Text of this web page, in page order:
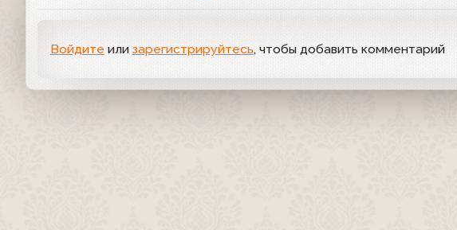
Войдите или зарегистрируйтесь, чтобы добавить комментарий